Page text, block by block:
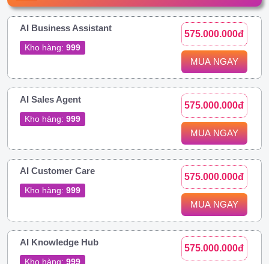
AI Business Assistant
Kho hàng: 999
575.000.000đ
MUA NGAY
AI Sales Agent
Kho hàng: 999
575.000.000đ
MUA NGAY
AI Customer Care
Kho hàng: 999
575.000.000đ
MUA NGAY
AI Knowledge Hub
Kho hàng: 999
575.000.000đ